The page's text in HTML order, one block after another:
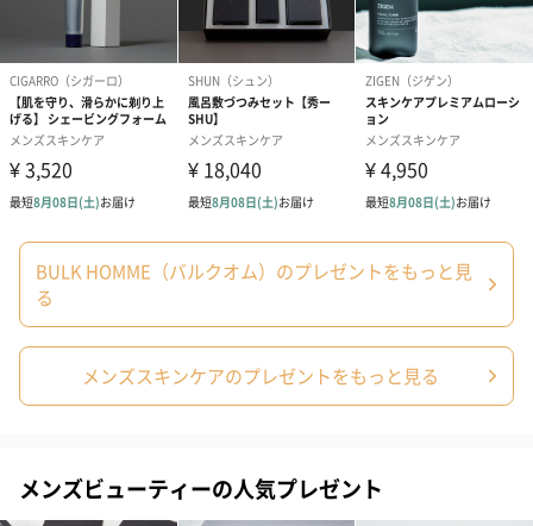
的な実感値を両立したとき、製品は「THE」を冠して世の中に送
り出されるのです。
商品詳細情報
脂、ラウロイルグルタミン酸ジ(フィトステリル/オク
チルドデシル)、ベヘニルアルコール、リンゴ果実培養
リルグルコシド、加水分解シルク、シロキクラゲ多糖
体、温泉水、ツバキ種子油、チャ葉エキス、レシチ
ン、ユズ果実エキス、ローズマリー葉エキス、クララ
リコール、グリオキサール、水酸化Na、グリシン、フ
ェノキシエタノール、エタノール、香料
BULK HOMME（バルクオム）のプレゼントをもっと見
る
メンズスキンケアのプレゼントをもっと見る
メンズビューティーの人気プレゼント